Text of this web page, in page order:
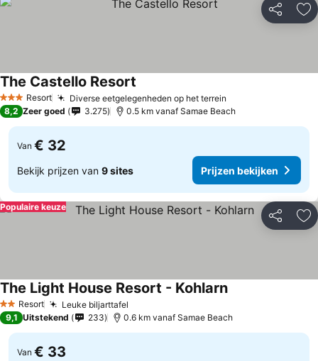
Delen
3 SterrenResort Diverse eetgelegenheden op het terrein
The Castello Resort
8,2 Zeer goed 3.275 0.5 km vanaf Samae Beach
Van € 32
Bekijk prijzen van 9 sites Prijzen bekijken
Delen
Populaire keuze
2 Sterren
Resort Leuke biljarttafel
The Light House Resort - KohlarnPrijzen bekijken
9,1 Uitstekend 233 0.6 km vanaf Samae Beach
Van € 33